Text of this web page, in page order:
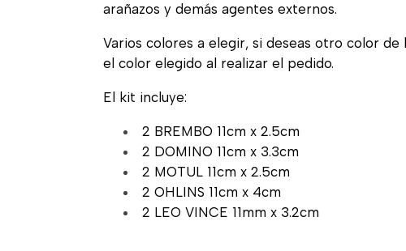
arañazos y demás agentes externos.
Varios colores a elegir, si deseas otro color de
el color elegido al realizar el pedido.
El kit incluye:
2 BREMBO 11cm x 2.5cm
2 DOMINO 11cm x 3.3cm
2 MOTUL 11cm x 2.5cm
2 OHLINS 11cm x 4cm
2 LEO VINCE 11mm x 3.2cm